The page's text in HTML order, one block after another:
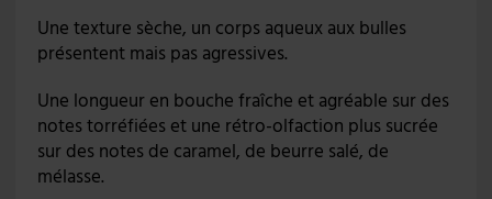
Une texture sèche, un corps aqueux aux bulles
présentent mais pas agressives.
Une longueur en bouche fraîche et agréable sur des
notes torréfiées et une rétro-olfaction plus sucrée
sur des notes de caramel, de beurre salé, de
mélasse.